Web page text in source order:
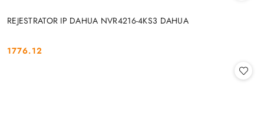
REJESTRATOR IP DAHUA NVR4216-4KS3 DAHUA
Cena:
1776.12